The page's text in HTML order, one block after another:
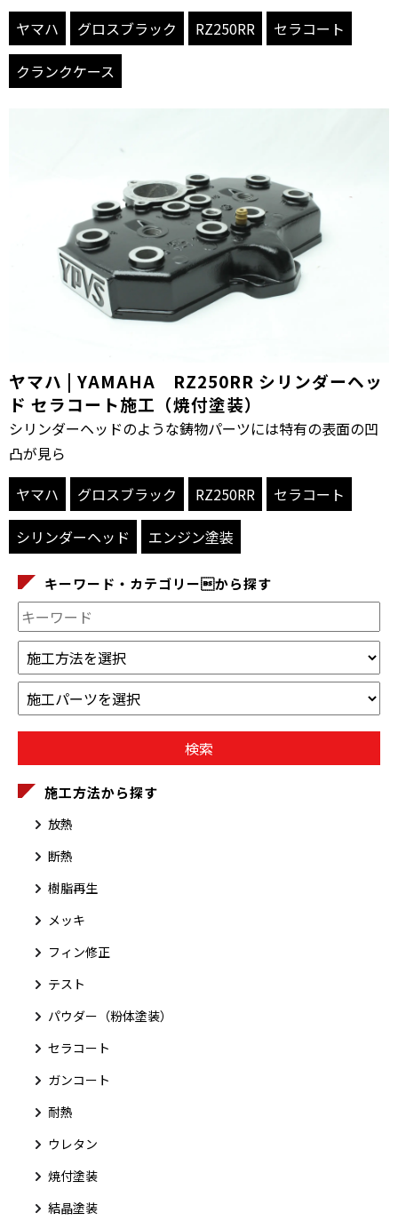
ヤマハ
グロスブラック RZ250RR
セラコート
クランクケース
ヤマハ | YAMAHA RZ250RR シリンダーヘッ
ド セラコート施工（焼付塗装）
シリンダーヘッドのような鋳物パーツには特有の表面の凹
凸が見ら
ヤマハ
グロスブラック RZ250RR
セラコート
シリンダーヘッド
エンジン塗装
キーワード・カテゴリーから探す
施工方法から探す
放熱
断熱
樹脂再生
メッキ
フィン修正
テスト
パウダー（粉体塗装）
セラコート
ガンコート
耐熱
ウレタン
焼付塗装
結晶塗装